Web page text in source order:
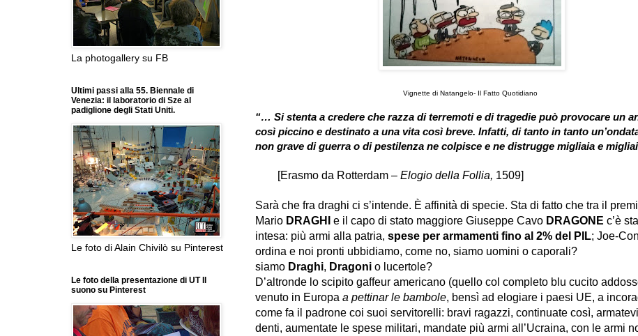
Vignette di Natangelo- Il Fatto Quotidiano
“… Si stenta a credere che razza di terremoti e di tragedie può provocare un
così piccino e destinato a una vita così breve. Infatti, di tanto in tanto
non grave di guerra o di pestilenza ne colpisce e ne distrugge migliaia e
[Erasmo da Rotterdam – Elogio della Follia, 1509]
Sarà che fra draghi ci s’intende. È affinità di specie. Sta di fatto che tra il
Mario DRAGHI e il capo di stato maggiore Giuseppe Cavo DRAGONE c’è
intesa: più armi alla patria, spese per armamenti fino al 2% del PIL; Joe-
ordina e noi pronti ubbidiamo, come no, siamo uomini o caporali?
siamo Draghi, Dragoni o lucertole?
D’altronde lo scipito gaffeur americano (quello col completo blu cucito
venuto in Europa a pettinar le bambole, bensì ad elogiare i paesi UE, a
come fa il padrone coi suoi servitorelli: bravi ragazzi, continuate così,
denti, aumentate le spese militari, mandate più armi all’Ucraina, con le armi
La photogallery su FB
Ultimi passi alla 55. Biennale di
Venezia: il laboratorio di Sze al
padiglione degli Stati Uniti.
Le foto di Alain Chivilò su Pinterest
Le foto della presentazione di UT Il
suono su Pinterest